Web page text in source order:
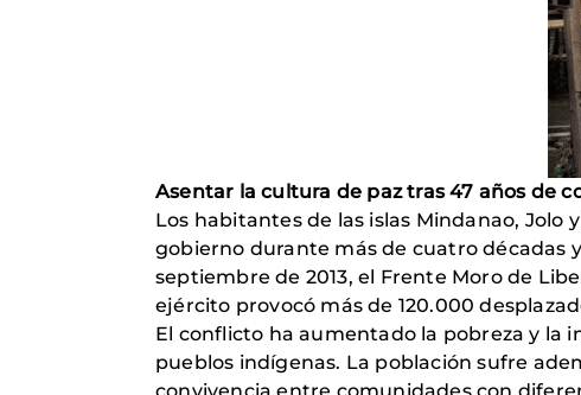
Asentar la cultura de paz tras 47 años de
Los habitantes de las islas Mindanao,
gobierno durante más de cuatro décadas
septiembre de 2013, el Frente Moro de
ejército provocó más de 120.000
El conflicto ha aumentado la pobreza y la
pueblos indígenas. La población sufre